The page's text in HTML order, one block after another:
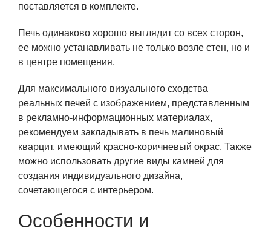
поставляется в комплекте.
Печь одинаково хорошо выглядит со всех сторон,
ее можно устанавливать не только возле стен, но и
в центре помещения.
Для максимального визуального сходства
реальных печей с изображением, представленным
в рекламно-информационных материалах,
рекомендуем закладывать в печь малиновый
кварцит, имеющий красно-коричневый окрас. Также
можно использовать другие виды камней для
создания индивидуального дизайна,
сочетающегося с интерьером.
Особенности и